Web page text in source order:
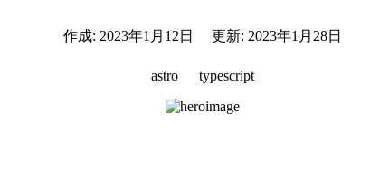
作成: 2023年1月12日 更新: 2023年1月28日
astro typescript